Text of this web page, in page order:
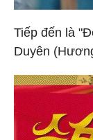
Tiếp đến là
Duyên